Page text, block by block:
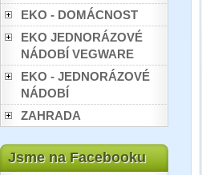
EKO - DOMÁCNOST
EKO JEDNORÁZOVÉ
NÁDOBÍ VEGWARE
EKO - JEDNORÁZOVÉ
NÁDOBÍ
ZAHRADA
Jsme na Facebooku